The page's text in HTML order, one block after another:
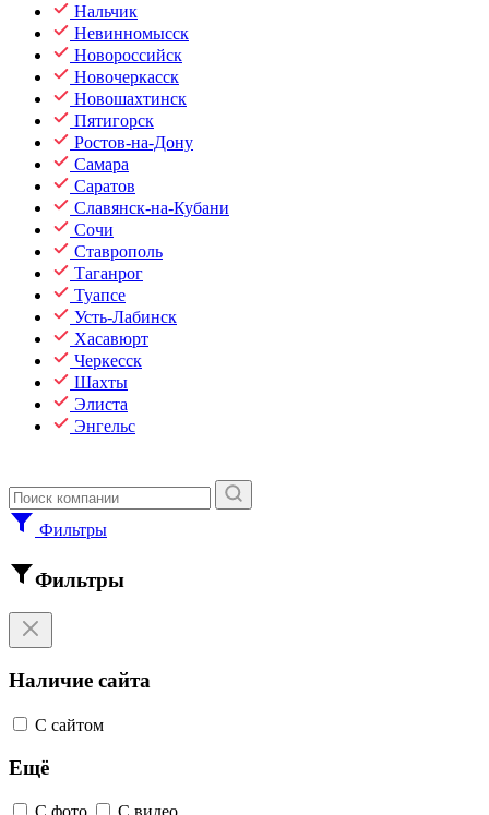
Нальчик
Невинномысск
Новороссийск
Новочеркасск
Новошахтинск
Пятигорск
Ростов-на-Дону
Самара
Саратов
Славянск-на-Кубани
Сочи
Ставрополь
Таганрог
Туапсе
Усть-Лабинск
Хасавюрт
Черкесск
Шахты
Элиста
Энгельс
Фильтры
Фильтры
Наличие сайта
С сайтом
Ещё